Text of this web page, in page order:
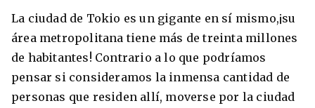
La ciudad de Tokio es un gigante en sí mismo,¡su
área metropolitana tiene más de treinta millones
de habitantes! Contrario a lo que podríamos
pensar si consideramos la inmensa cantidad de
personas que residen allí, moverse por la ciudad